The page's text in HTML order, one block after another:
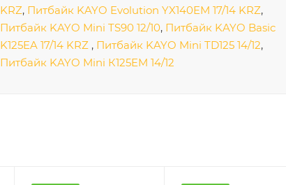
KRZ, Питбайк KAYO Evolution YX140EM 17/14 KRZ,
Питбайк KAYO Mini TS90 12/10, Питбайк KAYO Basic
K125EA 17/14 KRZ , Питбайк KAYO Mini TD125 14/12,
Питбайк KAYO Mini К125EM 14/12